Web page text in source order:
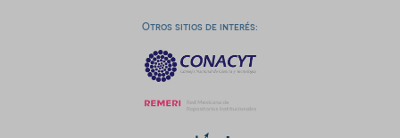
Otros sitios de interés: